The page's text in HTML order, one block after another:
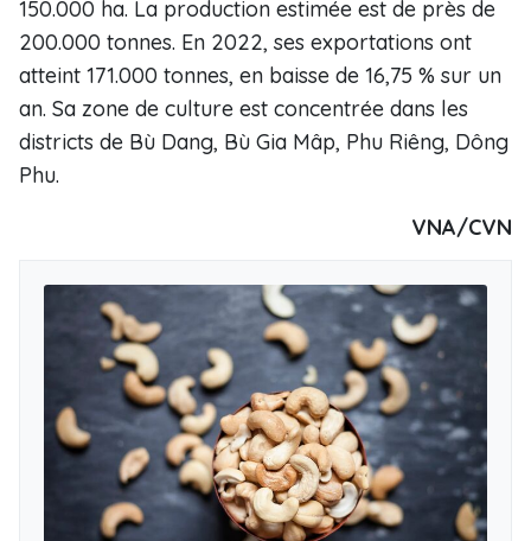
150.000 ha. La production estimée est de près de
200.000 tonnes. En 2022, ses exportations ont
atteint 171.000 tonnes, en baisse de 16,75 % sur un
an. Sa zone de culture est concentrée dans les
districts de Bù Dang, Bù Gia Mâp, Phu Riêng, Dông
Phu.
VNA/CVN